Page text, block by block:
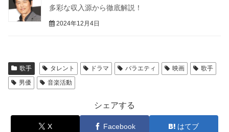
多彩な収入源から徹底解説！
2024年12月4日
歌手 タレント ドラマ バラエティ 映画
歌手
男優
音楽活動
シェアする
X Facebook はてブ